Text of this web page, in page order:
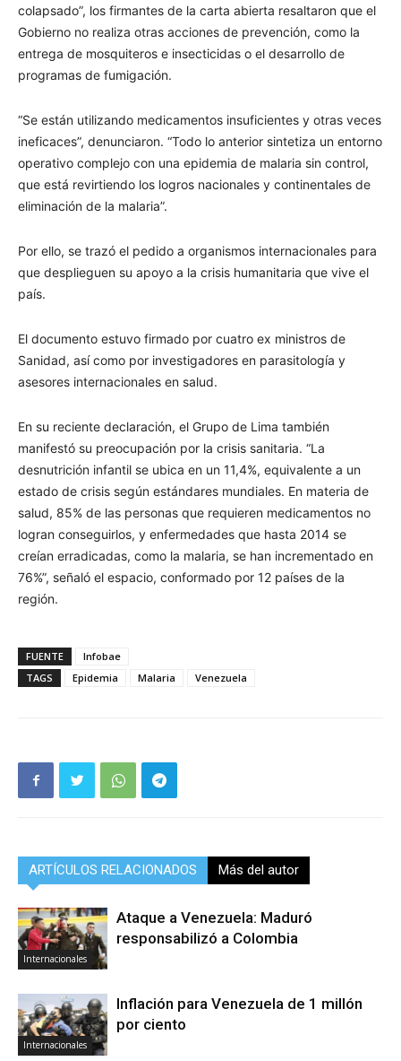
colapsado”, los firmantes de la carta abierta resaltaron que el
Gobierno no realiza otras acciones de prevención, como la
entrega de mosquiteros e insecticidas o el desarrollo de
programas de fumigación.
“Se están utilizando medicamentos insuficientes y otras veces
ineficaces”, denunciaron. “Todo lo anterior sintetiza un entorno
operativo complejo con una epidemia de malaria sin control,
que está revirtiendo los logros nacionales y continentales de
eliminación de la malaria”.
Por ello, se trazó el pedido a organismos internacionales para
que desplieguen su apoyo a la crisis humanitaria que vive el
país.
El documento estuvo firmado por cuatro ex ministros de
Sanidad, así como por investigadores en parasitología y
asesores internacionales en salud.
En su reciente declaración, el Grupo de Lima también
manifestó su preocupación por la crisis sanitaria. “La
desnutrición infantil se ubica en un 11,4%, equivalente a un
estado de crisis según estándares mundiales. En materia de
salud, 85% de las personas que requieren medicamentos no
logran conseguirlos, y enfermedades que hasta 2014 se
creían erradicadas, como la malaria, se han incrementado en
76%”, señaló el espacio, conformado por 12 países de la
región.
FUENTE
Infobae
TAGS
Epidemia Malaria Venezuela
ARTÍCULOS RELACIONADOS Más del autor
Internacionales
Ataque a Venezuela: Maduró
responsabilizó a Colombia
Internacionales
Inflación para Venezuela de 1 millón
por ciento